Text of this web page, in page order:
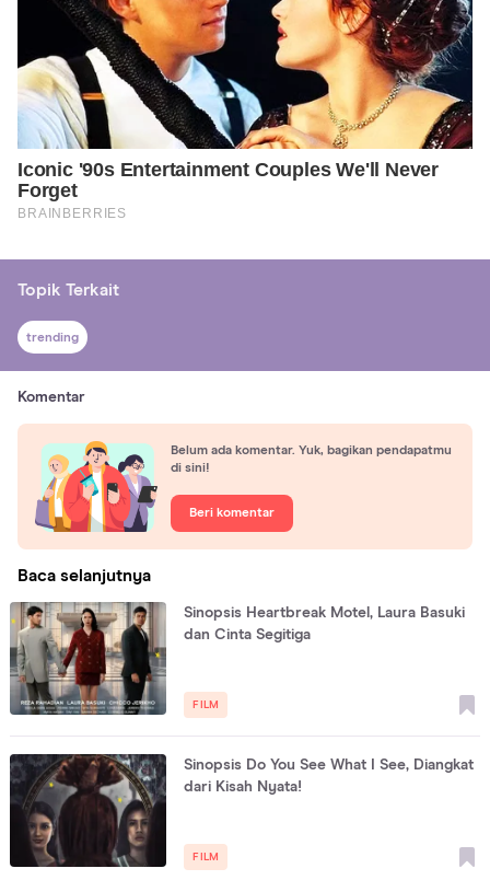
Topik Terkait
trending
Komentar
Belum ada komentar. Yuk, bagikan pendapatmu
di sini!
Beri komentar
Baca selanjutnya
Sinopsis Heartbreak Motel, Laura Basuki
dan Cinta Segitiga
FILM
Sinopsis Do You See What I See, Diangkat
dari Kisah Nyata!
FILM